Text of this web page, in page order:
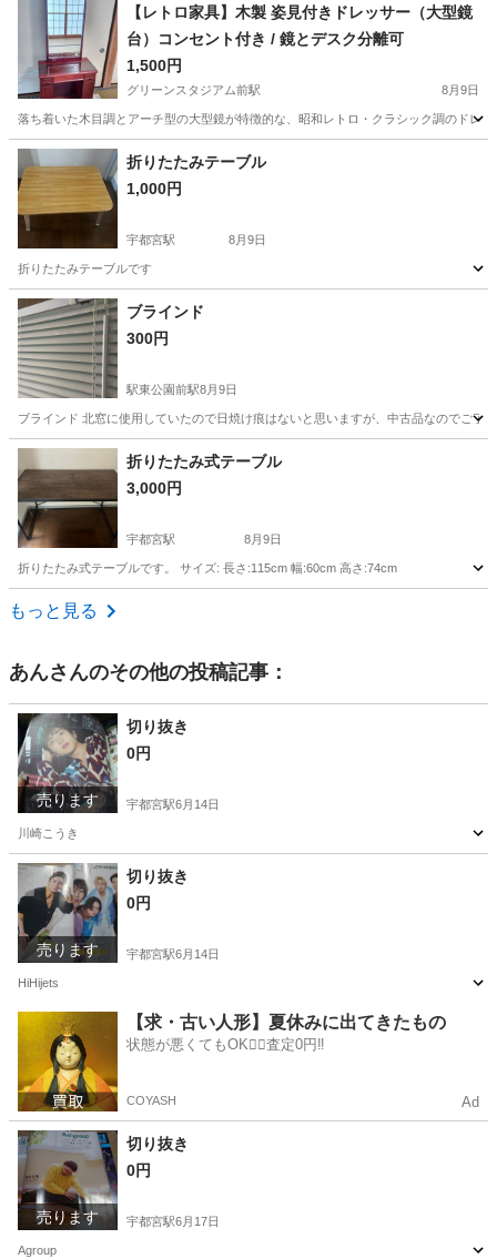
【レトロ家具】木製 姿見付きドレッサー（大型鏡
台）コンセント付き / 鏡とデスク分離可
1,500円
グリーンスタジアム前駅 8月9日
落ち着いた木目調とアーチ型の大型鏡が特徴的な、昭和レトロ・クラシック調のド
栃木 宇都宮市 グリーンスタジアム前駅
折りたたみテーブル
1,000円
宇都宮駅 8月9日
折りたたみテーブルです
栃木 宇都宮市 宇都宮駅
ブラインド
300円
駅東公園前駅8月9日
ブラインド 北窓に使用していたので日焼け痕はないと思いますが、中古品なのでご
栃木 宇都宮市 駅東公園前駅 その他
折りたたみ式テーブル
3,000円
宇都宮駅 8月9日
折りたたみ式テーブルです。 サイズ: 長さ:115cm 幅:60cm 高さ:74cm
栃木 宇都宮市
もっと見る
あんさんのその他の投稿記事：
売ります
切り抜き
0円
宇都宮駅6月14日
川崎こうき
栃木 宇都宮市 宇都宮駅
売ります
切り抜き
0円
宇都宮駅6月14日
HiHijets
宇都宮駅 家具 切り抜き
【求・古い人形】夏休みに出てきたもの
状態が悪くてもOK🙆‍♀️査定0円‼️
COYASH Ad
売ります
切り抜き
0円
宇都宮駅6月17日
Agroup